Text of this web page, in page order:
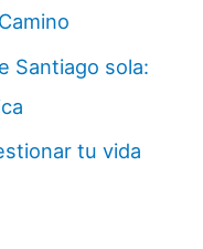
Santiago sola:
tu vida